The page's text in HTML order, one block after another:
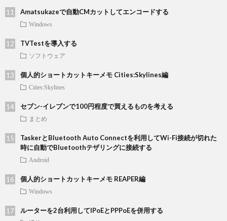
Amatsukazeで自動CMカットしてエンコードする
Windows
TVTestを導入する
ソフトウェア
個人的ショートカットキーメモ Cities:Skylines編
Cities:Skylines
セブン-イレブンで100円程度で買えるものを考える
まとめ
TaskerとBluetooth Auto Connectを利用してWi-Fi接続が切れた
時に自動でBluetoothテザリングに接続する
Android
個人的ショートカットキーメモ REAPER編
Windows
ルーターを2台利用してIPoEとPPPoEを併用する